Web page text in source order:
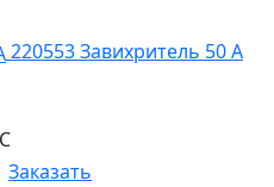
220553 Завихритель 50 А
Заказать